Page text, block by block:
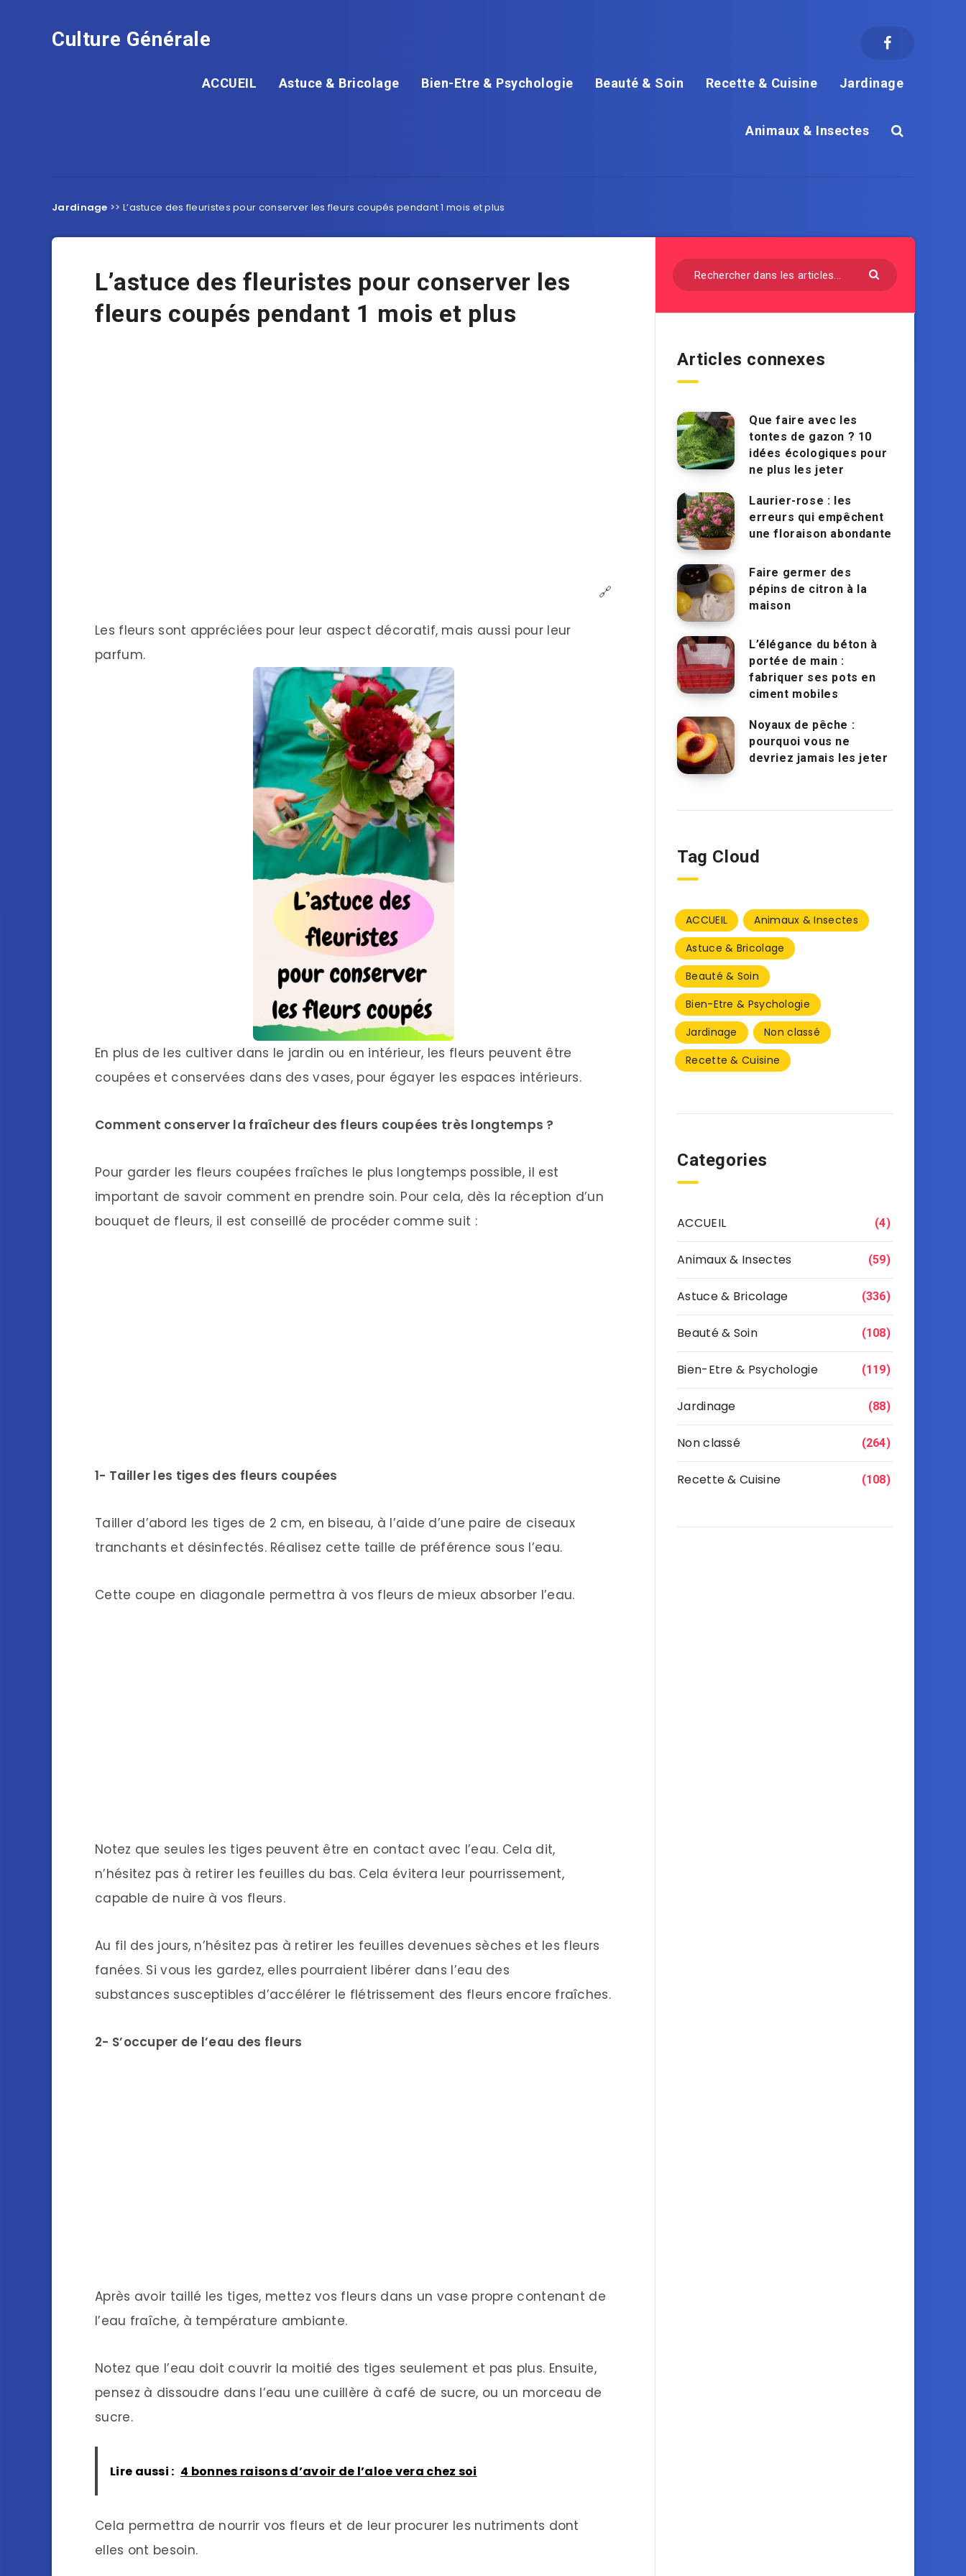
Culture Générale
ACCUEIL Astuce & Bricolage Bien-Etre & Psychologie Beauté & Soin Recette & Cuisine Jardinage
Animaux & Insectes
Jardinage >> L’astuce des fleuristes pour conserver les fleurs coupés pendant 1 mois et plus
L’astuce des fleuristes pour conserver les
fleurs coupés pendant 1 mois et plus
🔗
Les fleurs sont appréciées pour leur aspect décoratif, mais aussi pour leur
parfum.
En plus de les cultiver dans le jardin ou en intérieur, les fleurs peuvent être
coupées et conservées dans des vases, pour égayer les espaces intérieurs.
Comment conserver la fraîcheur des fleurs coupées très longtemps ?
Pour garder les fleurs coupées fraîches le plus longtemps possible, il est
important de savoir comment en prendre soin. Pour cela, dès la réception d’un
bouquet de fleurs, il est conseillé de procéder comme suit :
1- Tailler les tiges des fleurs coupées
Tailler d’abord les tiges de 2 cm, en biseau, à l’aide d’une paire de ciseaux
tranchants et désinfectés. Réalisez cette taille de préférence sous l’eau.
Cette coupe en diagonale permettra à vos fleurs de mieux absorber l’eau.
Notez que seules les tiges peuvent être en contact avec l’eau. Cela dit,
n’hésitez pas à retirer les feuilles du bas. Cela évitera leur pourrissement,
capable de nuire à vos fleurs.
Au fil des jours, n’hésitez pas à retirer les feuilles devenues sèches et les fleurs
fanées. Si vous les gardez, elles pourraient libérer dans l’eau des
substances susceptibles d’accélérer le flétrissement des fleurs encore fraîches.
2- S’occuper de l’eau des fleurs
Après avoir taillé les tiges, mettez vos fleurs dans un vase propre contenant de
l’eau fraîche, à température ambiante.
Notez que l’eau doit couvrir la moitié des tiges seulement et pas plus. Ensuite,
pensez à dissoudre dans l’eau une cuillère à café de sucre, ou un morceau de
sucre.
Lire aussi : 4 bonnes raisons d’avoir de l’aloe vera chez soi
Cela permettra de nourrir vos fleurs et de leur procurer les nutriments dont
elles ont besoin.
Articles connexes
Que faire avec les
tontes de gazon ? 10
idées écologiques pour
ne plus les jeter
Laurier-rose : les
erreurs qui empêchent
une floraison abondante
Faire germer des
pépins de citron à la
maison
L’élégance du béton à
portée de main :
fabriquer ses pots en
ciment mobiles
Noyaux de pêche :
pourquoi vous ne
devriez jamais les jeter
Tag Cloud
ACCUEIL
Animaux & Insectes
Astuce & Bricolage
Beauté & Soin
Bien-Etre & Psychologie
Jardinage
Non classé
Recette & Cuisine
Categories
ACCUEIL (4)
Animaux & Insectes (59)
Astuce & Bricolage (336)
Beauté & Soin (108)
Bien-Etre & Psychologie (119)
Jardinage (88)
Non classé (264)
Recette & Cuisine (108)